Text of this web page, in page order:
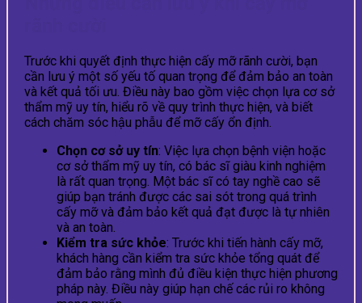
Trước khi quyết định thực hiện cấy mỡ rãnh cười, bạn
cần lưu ý một số yếu tố quan trọng để đảm bảo an toàn
và kết quả tối ưu. Điều này bao gồm việc chọn lựa cơ sở
thẩm mỹ uy tín, hiểu rõ về quy trình thực hiện, và biết
cách chăm sóc hậu phẫu để mỡ cấy ổn định.
Chọn cơ sở uy tín: Việc lựa chọn bệnh viện hoặc
cơ sở thẩm mỹ uy tín, có bác sĩ giàu kinh nghiệm
là rất quan trọng. Một bác sĩ có tay nghề cao sẽ
giúp bạn tránh được các sai sót trong quá trình
cấy mỡ và đảm bảo kết quả đạt được là tự nhiên
và an toàn.
Kiểm tra sức khỏe: Trước khi tiến hành cấy mỡ,
khách hàng cần kiểm tra sức khỏe tổng quát để
đảm bảo rằng mình đủ điều kiện thực hiện phương
pháp này. Điều này giúp hạn chế các rủi ro không